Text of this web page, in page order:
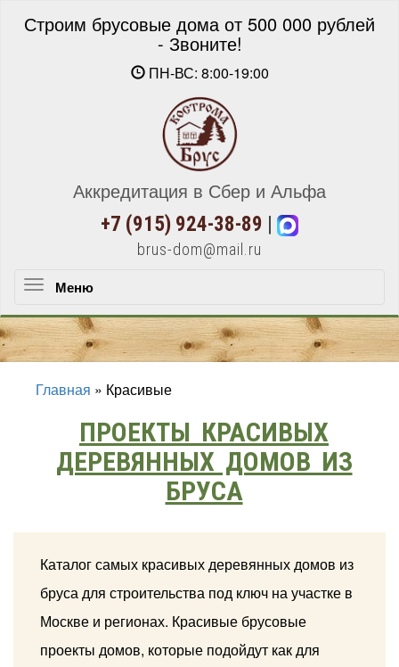
Строим брусовые дома от 500 000 рублей
- Звоните!
ПН-ВС: 8:00-19:00
Аккредитация в Сбер и Альфа
+7 (915) 924-38-89
brus-dom@mail.ru
Меню
Главная » Красивые
ПРОЕКТЫ КРАСИВЫХ
ДЕРЕВЯННЫХ ДОМОВ ИЗ
БРУСА
Каталог самых красивых деревянных домов из
бруса для строительства под ключ на участке в
Москве и регионах. Красивые брусовые
проекты домов, которые подойдут как для